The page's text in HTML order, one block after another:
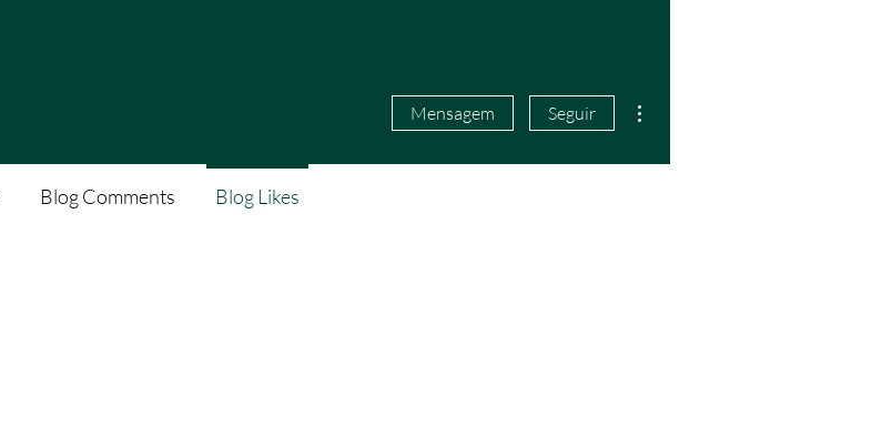
Mensagem Seguir
Blog Comments Blog Likes